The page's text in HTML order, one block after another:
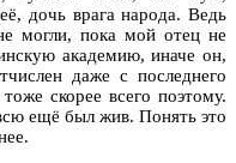
дочь врага народа. Ведь
могли, пока мой отец не
академию, иначе он,
даже с последнего
скорее всего поэтому.
ещё был жив. Понять это